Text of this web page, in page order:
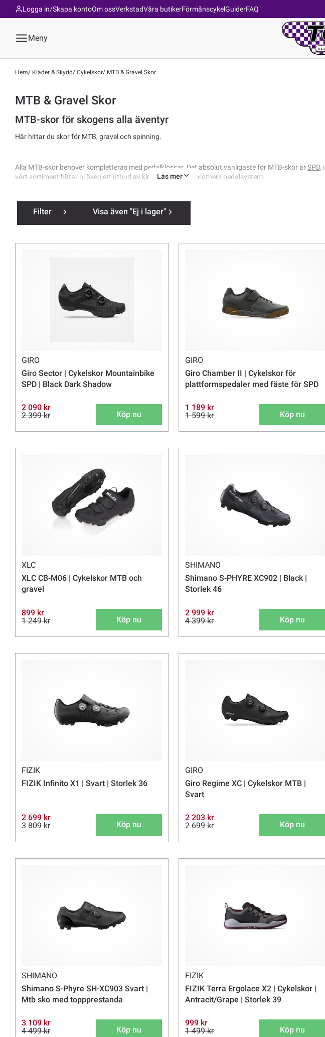
Om ossVerkstadVåra butikerFörmånscykelGuiderFAQ
Logga in/Skapa konto
Meny
Hem Kläder & Skydd Cykelskor MTB & Gravel Skor
MTB & Gravel Skor
MTB-skor för skogens alla äventyr
Här hittar du skor för MTB, gravel och spinning.
Alla MTB-skor behöver kompletteras med pedalklossar. Det absolut vanligaste för MTB-skor ärSPD, i
vårt sortiment hittar ni även ett utbud av klossar för Crankbrothers pedalsystem.
Se allacykelskor
Läs mer
Filter Visa även "Ej i lager"
GIRO
Giro Sector | Cykelskor Mountainbike
SPD | Black Dark Shadow
2 090 kr
2 399 kr
Köp nu
GIRO
Giro Chamber II | Cykelskor för
plattformspedaler med fäste för SPD
1 189 kr
1 599 kr
Köp nu
XLC
XLC CB-M06 | Cykelskor MTB och
gravel
899 kr
1 249 kr
Köp nu
SHIMANO
Shimano S-PHYRE XC902 | Black |
Storlek 46
2 999 kr
4 399 kr
Köp nu
FIZIK
FIZIK Infinito X1 | Svart | Storlek 36
2 699 kr
3 809 kr
Köp nu
GIRO
Giro Regime XC | Cykelskor MTB |
Svart
2 203 kr
2 699 kr
Köp nu
SHIMANO
Shimano S-Phyre SH-XC903 Svart |
Mtb sko med toppprestanda
3 109 kr
4 499 kr
Köp nu
FIZIK
FIZIK Terra Ergolace X2 | Cykelskor |
Antracit/Grape | Storlek 39
999 kr
1 499 kr
Köp nu